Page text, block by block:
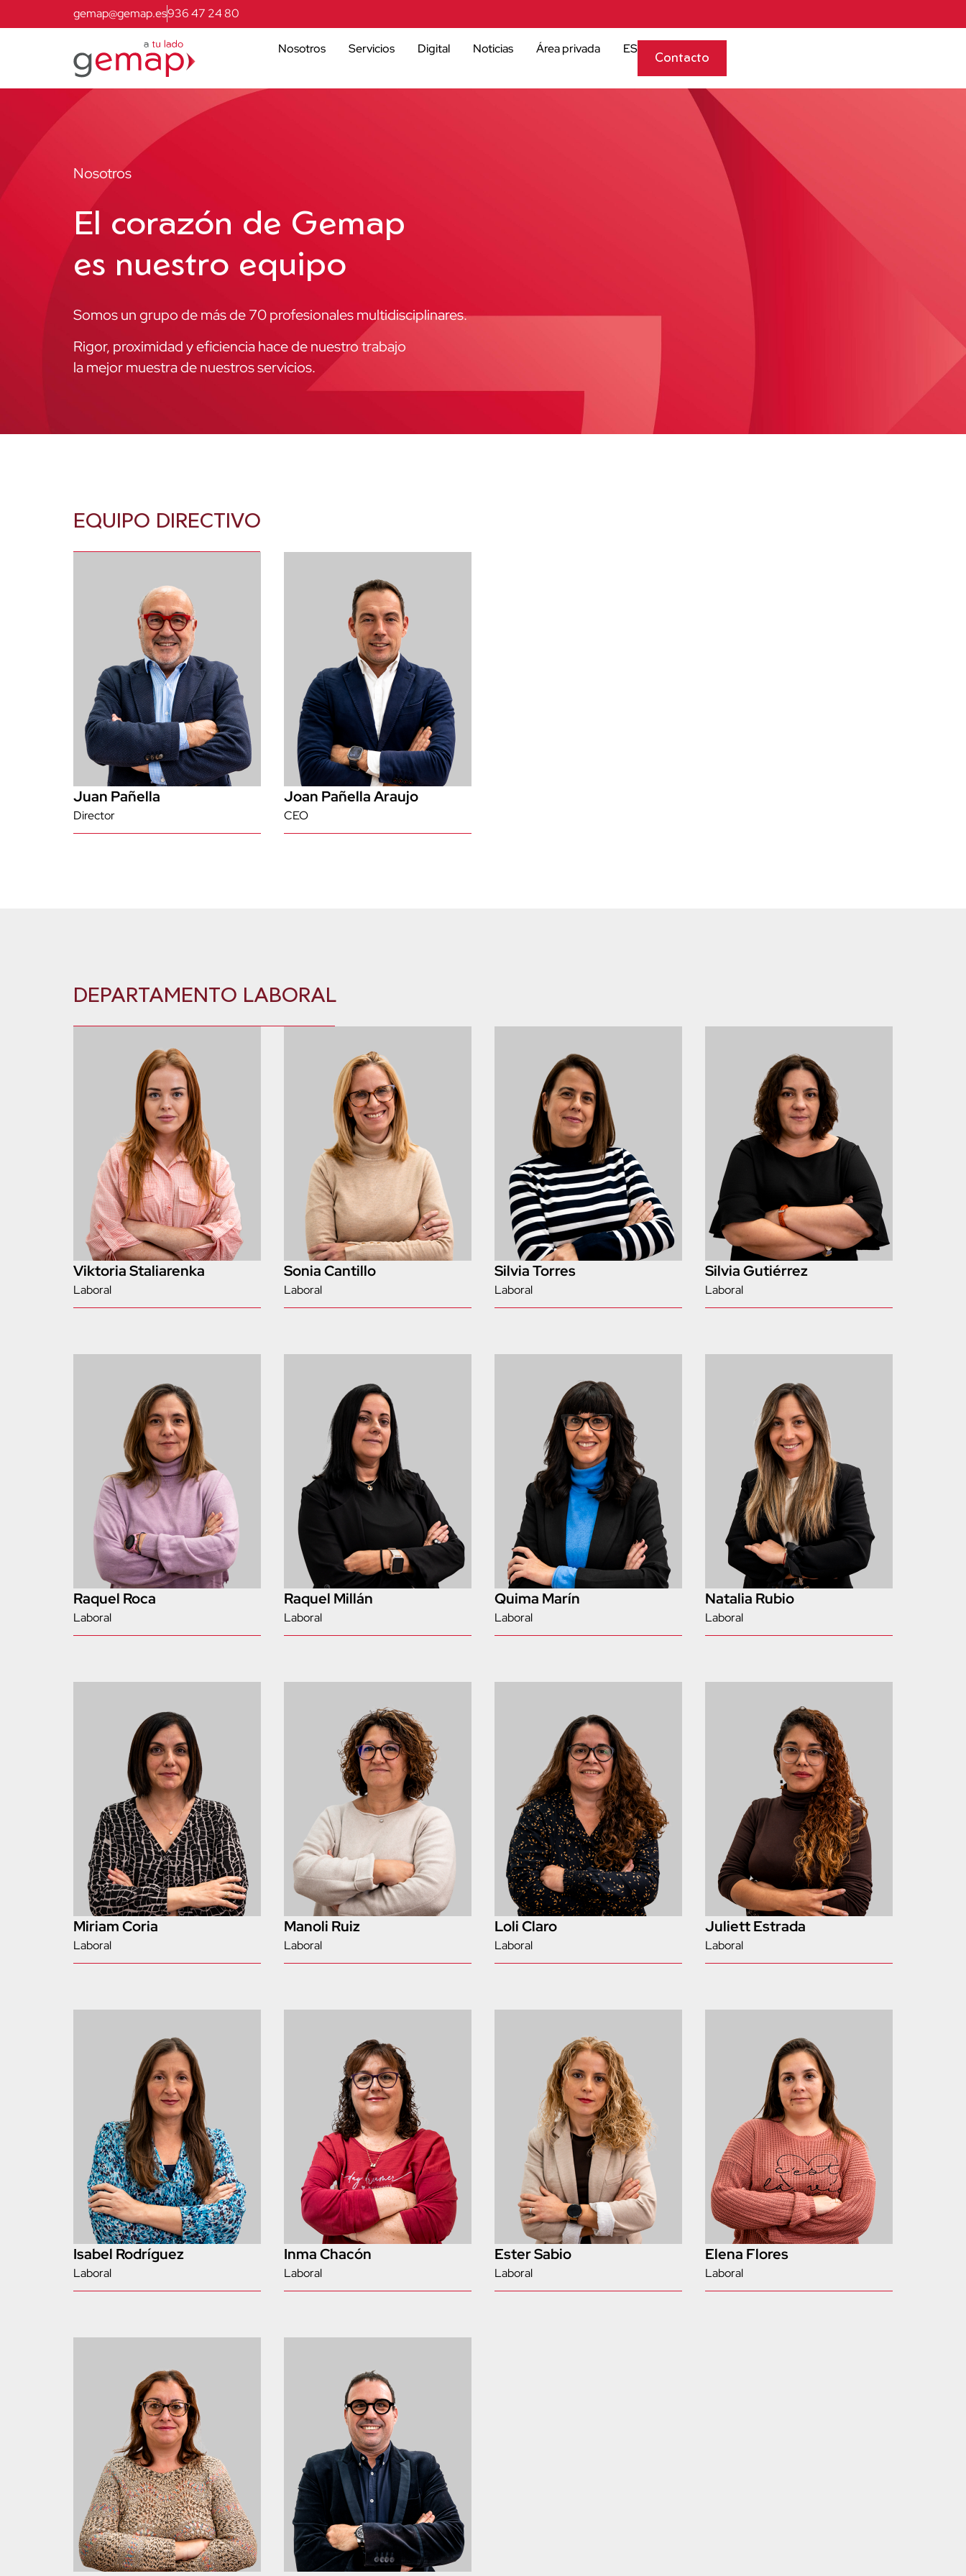
gemap@gemap.es936 47 24 80
Nosotros Servicios Digital Noticias Área privada ES
Contacto
Nosotros
El corazón de Gemap
es nuestro equipo
Somos un grupo de más de 70 profesionales multidisciplinares.
Rigor, proximidad y eficiencia hace de nuestro trabajo
la mejor muestra de nuestros servicios.
EQUIPO DIRECTIVO
Juan Pañella
Director
Joan Pañella Araujo
CEO
DEPARTAMENTO LABORAL
Viktoria Staliarenka
Laboral
Sonia Cantillo
Laboral
Silvia Torres
Laboral
Silvia Gutiérrez
Laboral
Raquel Roca
Laboral
Raquel Millán
Laboral
Quima Marín
Laboral
Natalia Rubio
Laboral
Miriam Coria
Laboral
Manoli Ruiz
Laboral
Loli Claro
Laboral
Juliett Estrada
Laboral
Isabel Rodríguez
Laboral
Inma Chacón
Laboral
Ester Sabio
Laboral
Elena Flores
Laboral